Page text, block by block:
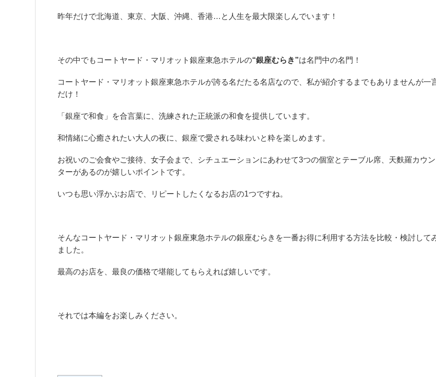
昨年だけで北海道、東京、大阪、沖縄、香港…と人生を最大限楽しんでいます！
その中でもコートヤード・マリオット銀座東急ホテルの“銀座むらき”は名門中の名門！
コートヤード・マリオット銀座東急ホテルが誇る名だたる名店なので、私が紹介するまでもありませんが一
だけ！
「銀座で和食」を合言葉に、洗練された正統派の和食を提供しています。
和情緒に心癒されたい大人の夜に、銀座で愛される味わいと粋を楽しめます。
お祝いのご会食やご接待、女子会まで、シチュエーションにあわせて3つの個室とテーブル席、天麩羅カウン
ターがあるのが嬉しいポイントです。
いつも思い浮かぶお店で、リピートしたくなるお店の1つですね。
そんなコートヤード・マリオット銀座東急ホテルの銀座むらきを一番お得に利用する方法を比較・検討して
ました。
最高のお店を、最良の価格で堪能してもらえれば嬉しいです。
それでは本編をお楽しみください。